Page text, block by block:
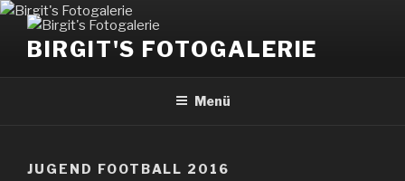
Zum
Inhalt
springen
BIRGIT'S FOTOGALERIE
Menü
JUGEND FOOTBALL 2016